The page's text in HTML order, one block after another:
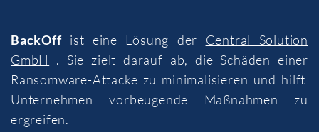
BackOffist eine Lösung der Central Solution
GmbH
. Sie zielt darauf ab, die Schäden einer
Ransomware-Attacke zu minimalisieren und hilft
Unternehmen vorbeugende Maßnahmen zu
ergreifen.